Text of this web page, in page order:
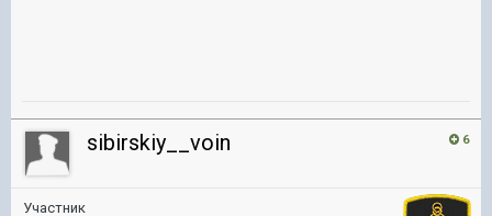
6
sibirskiy__voin
Участник